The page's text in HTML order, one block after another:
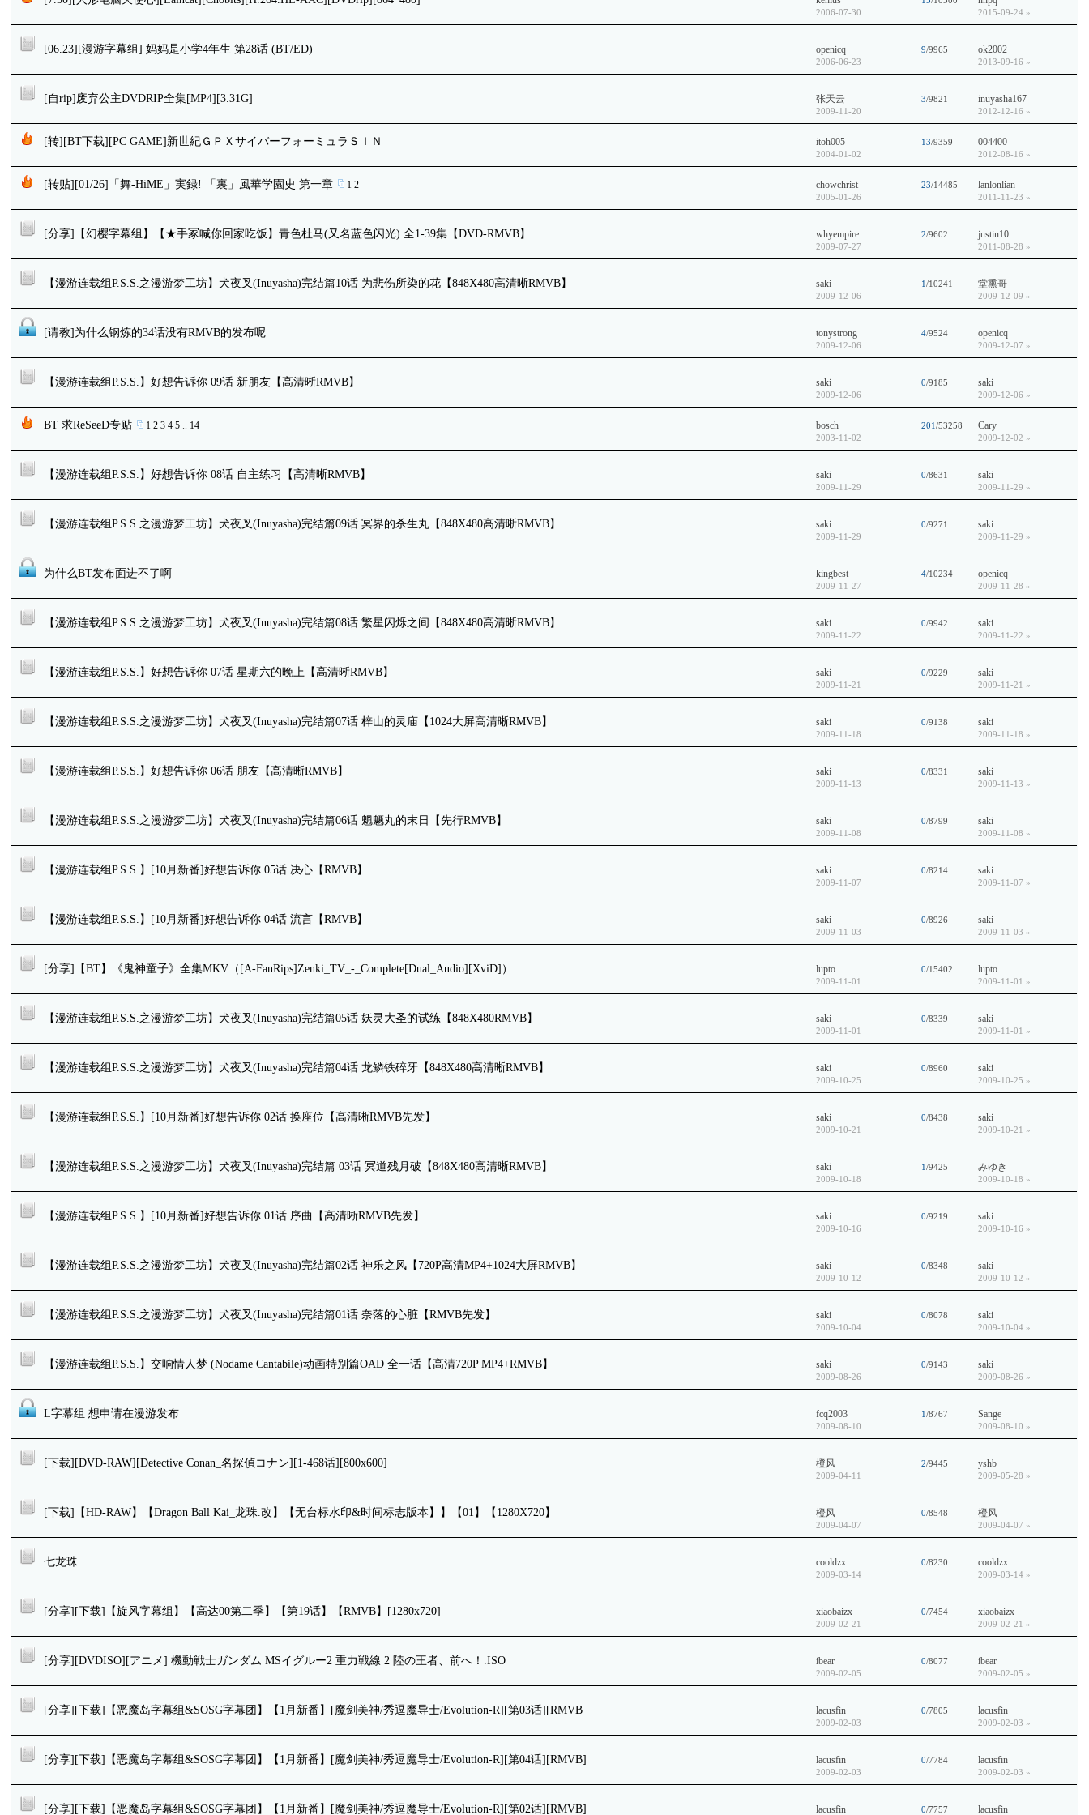
2006-07-30 2015-09-24 »
[06.23][漫游字幕组] 妈妈是小学4年生 第28话 (BT/ED) openicq
2006-06-23
9/9965 ok2002
2013-09-16 »
[自rip]废弃公主DVDRIP全集[MP4][3.31G] 张天云
2009-11-20
3/9821 inuyasha167
2012-12-16 »
[转][BT下载][PC GAME]新世紀ＧＰＸサイバーフォーミュラＳＩＮ itoh005
2004-01-02
13/9359 004400
2012-08-16 »
[转贴][01/26]「舞-HiME」実録! 「裏」風華学園史 第一章 1 2 chowchrist
2005-01-26
23/14485 lanlonlian
2011-11-23 »
[分享]【幻樱字幕组】【★手冢喊你回家吃饭】青色杜马(又名蓝色闪光) 全1-39集【DVD-RMVB】 whyempire
2009-07-27
2/9602 justin10
2011-08-28 »
【漫游连载组P.S.S.之漫游梦工坊】犬夜叉(Inuyasha)完结篇10话 为悲伤所染的花【848X480高清晰RMVB】 saki
2009-12-06
1/10241 堂熏哥
2009-12-09 »
[请教]为什么钢炼的34话没有RMVB的发布呢 tonystrong
2009-12-06
4/9524 openicq
2009-12-07 »
【漫游连载组P.S.S.】好想告诉你 09话 新朋友【高清晰RMVB】 saki
2009-12-06
0/9185 saki
2009-12-06 »
BT 求ReSeeD专贴 1 2 3 4 5 .. 14 bosch
2003-11-02
201/53258 Cary
2009-12-02 »
【漫游连载组P.S.S.】好想告诉你 08话 自主练习【高清晰RMVB】 saki
2009-11-29
0/8631 saki
2009-11-29 »
【漫游连载组P.S.S.之漫游梦工坊】犬夜叉(Inuyasha)完结篇09话 冥界的杀生丸【848X480高清晰RMVB】 saki
2009-11-29
0/9271 saki
2009-11-29 »
为什么BT发布面进不了啊 kingbest
2009-11-27
4/10234 openicq
2009-11-28 »
【漫游连载组P.S.S.之漫游梦工坊】犬夜叉(Inuyasha)完结篇08话 繁星闪烁之间【848X480高清晰RMVB】 saki
2009-11-22
0/9942 saki
2009-11-22 »
【漫游连载组P.S.S.】好想告诉你 07话 星期六的晚上【高清晰RMVB】 saki
2009-11-21
0/9229 saki
2009-11-21 »
【漫游连载组P.S.S.之漫游梦工坊】犬夜叉(Inuyasha)完结篇07话 梓山的灵庙【1024大屏高清晰RMVB】 saki
2009-11-18
0/9138 saki
2009-11-18 »
【漫游连载组P.S.S.】好想告诉你 06话 朋友【高清晰RMVB】 saki
2009-11-13
0/8331 saki
2009-11-13 »
【漫游连载组P.S.S.之漫游梦工坊】犬夜叉(Inuyasha)完结篇06话 魍魉丸的末日【先行RMVB】 saki
2009-11-08
0/8799 saki
2009-11-08 »
【漫游连载组P.S.S.】[10月新番]好想告诉你 05话 决心【RMVB】 saki
2009-11-07
0/8214 saki
2009-11-07 »
【漫游连载组P.S.S.】[10月新番]好想告诉你 04话 流言【RMVB】 saki
2009-11-03
0/8926 saki
2009-11-03 »
[分享]【BT】《鬼神童子》全集MKV（[A-FanRips]Zenki_TV_-_Complete[Dual_Audio][XviD]） lupto
2009-11-01
0/15402 lupto
2009-11-01 »
【漫游连载组P.S.S.之漫游梦工坊】犬夜叉(Inuyasha)完结篇05话 妖灵大圣的试练【848X480RMVB】 saki
2009-11-01
0/8339 saki
2009-11-01 »
【漫游连载组P.S.S.之漫游梦工坊】犬夜叉(Inuyasha)完结篇04话 龙鳞铁碎牙【848X480高清晰RMVB】 saki
2009-10-25
0/8960 saki
2009-10-25 »
【漫游连载组P.S.S.】[10月新番]好想告诉你 02话 换座位【高清晰RMVB先发】 saki
2009-10-21
0/8438 saki
2009-10-21 »
【漫游连载组P.S.S.之漫游梦工坊】犬夜叉(Inuyasha)完结篇 03话 冥道残月破【848X480高清晰RMVB】 saki
2009-10-18
1/9425 みゆき
2009-10-18 »
【漫游连载组P.S.S.】[10月新番]好想告诉你 01话 序曲【高清晰RMVB先发】 saki
2009-10-16
0/9219 saki
2009-10-16 »
【漫游连载组P.S.S.之漫游梦工坊】犬夜叉(Inuyasha)完结篇02话 神乐之风【720P高清MP4+1024大屏RMVB】 saki
2009-10-12
0/8348 saki
2009-10-12 »
【漫游连载组P.S.S.之漫游梦工坊】犬夜叉(Inuyasha)完结篇01话 奈落的心脏【RMVB先发】 saki
2009-10-04
0/8078 saki
2009-10-04 »
【漫游连载组P.S.S.】交响情人梦 (Nodame Cantabile)动画特别篇OAD 全一话【高清720P MP4+RMVB】 saki
2009-08-26
0/9143 saki
2009-08-26 »
L字幕组 想申请在漫游发布 fcq2003
2009-08-10
1/8767 Sange
2009-08-10 »
[下载][DVD-RAW][Detective Conan_名探偵コナン][1-468话][800x600] 橙风
2009-04-11
2/9445 yshb
2009-05-28 »
[下载]【HD-RAW】【Dragon Ball Kai_龙珠.改】【无台标水印&时间标志版本】】【01】【1280X720】 橙风
2009-04-07
0/8548 橙风
2009-04-07 »
七龙珠 cooldzx
2009-03-14
0/8230 cooldzx
2009-03-14 »
[分享][下载]【旋风字幕组】【高达00第二季】【第19话】【RMVB】[1280x720] xiaobaizx
2009-02-21
0/7454 xiaobaizx
2009-02-21 »
[分享][DVDISO][アニメ] 機動戦士ガンダム MSイグルー2 重力戦線 2 陸の王者、前へ！.ISO ibear
2009-02-05
0/8077 ibear
2009-02-05 »
[分享][下载]【恶魔岛字幕组&SOSG字幕团】【1月新番】[魔剑美神/秀逗魔导士/Evolution-R][第03话][RMVB lacusfin
2009-02-03
0/7805 lacusfin
2009-02-03 »
[分享][下载]【恶魔岛字幕组&SOSG字幕团】【1月新番】[魔剑美神/秀逗魔导士/Evolution-R][第04话][RMVB] lacusfin
2009-02-03
0/7784 lacusfin
2009-02-03 »
[分享][下载]【恶魔岛字幕组&SOSG字幕团】【1月新番】[魔剑美神/秀逗魔导士/Evolution-R][第02话][RMVB] lacusfin 0/7757 lacusfin